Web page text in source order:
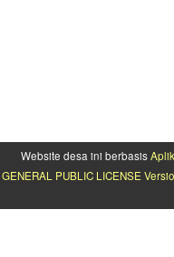
Website desa ini berbasis
GENERAL PUBLIC LICENSE